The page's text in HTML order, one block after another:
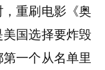
重刷电影《奥
国选择要炸毁
一个从名单里